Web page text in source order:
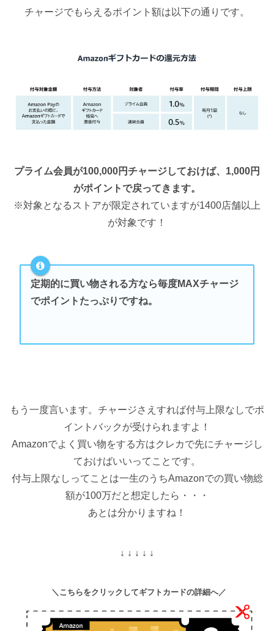
チャージでもらえるポイント額は以下の通りです。
プライム会員が100,000円チャージしておけば、1,000円
がポイントで戻ってきます。
※対象となるストアが限定されていますが1400店舗以上
が対象です！
定期的に買い物される方なら毎度MAXチャージ
でポイントたっぷりですね。
もう一度言います。チャージさえすれば付与上限なしでポ
イントバックが受けられますよ！
Amazonでよく買い物をする方はクレカで先にチャージし
ておけばいいってことです。
付与上限なしってことは一生のうちAmazonでの買い物総
額が100万だと想定したら・・・
あとは分かりますね！
↓ ↓ ↓ ↓ ↓
＼こちらをクリックしてギフトカードの詳細へ／